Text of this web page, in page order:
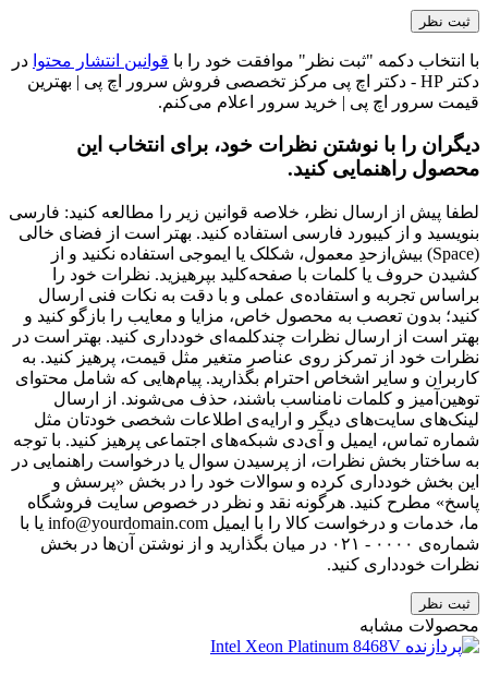
با انتخاب دکمه "ثبت نظر" موافقت خود را با قوانین انتشار محتوا در
دکتر HP - دکتر اچ پی مرکز تخصصی فروش سرور اچ پی | بهترین
قیمت سرور اچ پی | خرید سرور اعلام می‌کنم.
دیگران را با نوشتن نظرات خود، برای انتخاب این
محصول راهنمایی کنید.
لطفا پیش از ارسال نظر، خلاصه قوانین زیر را مطالعه کنید: فارسی
بنویسید و از کیبورد فارسی استفاده کنید. بهتر است از فضای خالی
(Space) بیش‌از‌حدِ معمول، شکلک یا ایموجی استفاده نکنید و از
کشیدن حروف یا کلمات با صفحه‌کلید بپرهیزید. نظرات خود را
براساس تجربه و استفاده‌ی عملی و با دقت به نکات فنی ارسال
کنید؛ بدون تعصب به محصول خاص، مزایا و معایب را بازگو کنید و
بهتر است از ارسال نظرات چندکلمه‌‌ای خودداری کنید. بهتر است در
نظرات خود از تمرکز روی عناصر متغیر مثل قیمت، پرهیز کنید. به
کاربران و سایر اشخاص احترام بگذارید. پیام‌هایی که شامل محتوای
توهین‌آمیز و کلمات نامناسب باشند، حذف می‌شوند. از ارسال
لینک‌های سایت‌های دیگر و ارایه‌ی اطلاعات شخصی خودتان مثل
شماره تماس، ایمیل و آی‌دی شبکه‌های اجتماعی پرهیز کنید. با توجه
به ساختار بخش نظرات، از پرسیدن سوال یا درخواست راهنمایی در
این بخش خودداری کرده و سوالات خود را در بخش «پرسش و
پاسخ» مطرح کنید. هرگونه نقد و نظر در خصوص سایت فروشگاه
ما، خدمات و درخواست کالا را با ایمیل info@yourdomain.com یا با
شماره‌ی ۰۰۰۰ - ۰۲۱ در میان بگذارید و از نوشتن آن‌ها در بخش
نظرات خودداری کنید.
ثبت نظر
محصولات مشابه